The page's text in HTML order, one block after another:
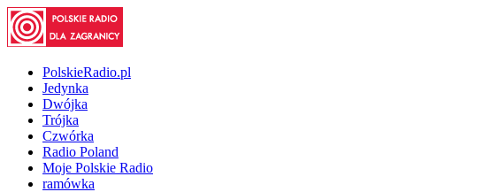
PolskieRadio.pl
Jedynka
Dwójka
Trójka
Czwórka
Radio Poland
Moje Polskie Radio
ramówka